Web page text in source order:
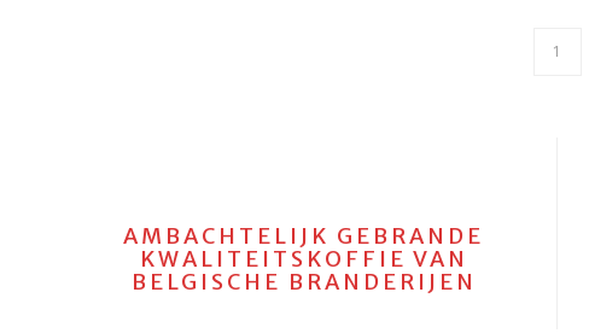
AMBACHTELIJK GEBRANDE
KWALITEITSKOFFIE VAN
BELGISCHE BRANDERIJEN